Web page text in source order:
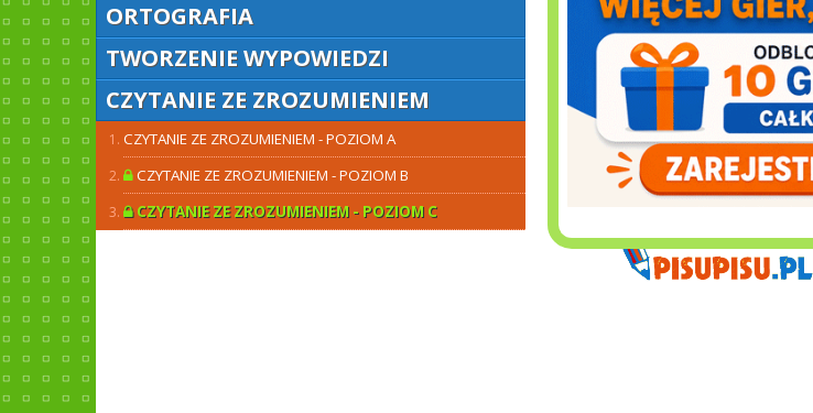
ORTOGRAFIA
TWORZENIE WYPOWIEDZI
CZYTANIE ZE ZROZUMIENIEM
CZYTANIE ZE ZROZUMIENIEM - POZIOM A
CZYTANIE ZE ZROZUMIENIEM - POZIOM B
CZYTANIE ZE ZROZUMIENIEM - POZIOM C